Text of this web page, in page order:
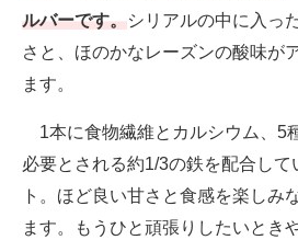
ルバーです。シリアルの中に入っ
さと、ほのかなレーズンの酸味が
ます。
1本に食物繊維とカルシウム、5
必要とされる約1/3の鉄を配合して
ト。ほど良い甘さと食感を楽しみ
ます。もうひと頑張りしたいとき